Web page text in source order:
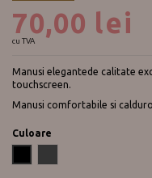
70,00 lei
cu TVA
Manusi elegantede calitate
touchscreen.
Manusi comfortabile si
Culoare